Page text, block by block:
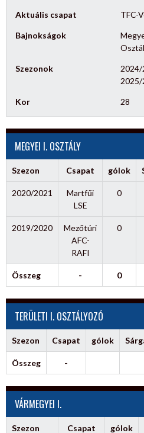
Aktuális csapat TFC-
Bajnokságok
Szezonok
2024/
Kor 28
MEGYEI I. OSZTÁLY
Szezon Csapat gólok
2020/2021
Martfűi
LSE
0
2019/2020
Mezőtúri
AFC-
RAFI
0
Összeg - 0
TERÜLETI I. OSZTÁLYOZÓ
Szezon Csapat gólok
Összeg -
VÁRMEGYEI I.
Szezon Csapat gólok